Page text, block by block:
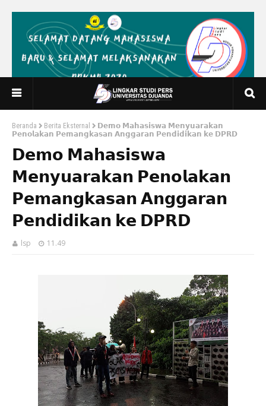
Beranda Berita Eksternal
𝗗𝗲𝗺𝗼 𝗠𝗮𝗵𝗮𝘀𝗶𝘀𝘄𝗮 𝗠𝗲𝗻𝘆𝘂𝗮𝗿𝗮𝗸𝗮𝗻
𝗣𝗲𝗻𝗼𝗹𝗮𝗸𝗮𝗻 𝗣𝗲𝗺𝗮𝗻𝗴𝗸𝗮𝘀𝗮𝗻 𝗔𝗻𝗴𝗴𝗮𝗿𝗮𝗻 𝗣𝗲𝗻𝗱𝗶𝗱𝗶𝗸𝗮𝗻 𝗸𝗲 𝗗𝗣𝗥𝗗
𝗗𝗲𝗺𝗼 𝗠𝗮𝗵𝗮𝘀𝗶𝘀𝘄𝗮
𝗠𝗲𝗻𝘆𝘂𝗮𝗿𝗮𝗸𝗮𝗻 𝗣𝗲𝗻𝗼𝗹𝗮𝗸𝗮𝗻
𝗣𝗲𝗺𝗮𝗻𝗴𝗸𝗮𝘀𝗮𝗻 𝗔𝗻𝗴𝗴𝗮𝗿𝗮𝗻
𝗣𝗲𝗻𝗱𝗶𝗱𝗶𝗸𝗮𝗻 𝗸𝗲 𝗗𝗣𝗥𝗗
lsp 11.49